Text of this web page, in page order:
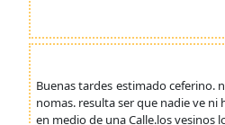
Buenas tardes estimado ceferino.
nomas. resulta ser que nadie ve
en medio de una Calle.los vesinos